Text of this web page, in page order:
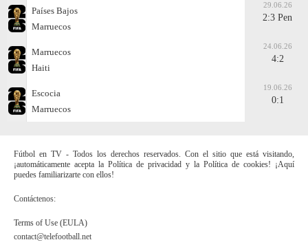
Países Bajos
Marruecos
29.06.26
2:3 Pen
Marruecos
Haiti
24.06.26
4:2
Escocia
Marruecos
19.06.26
0:1
Fútbol en TV - Todos los derechos reservados. Con el sitio que está visitando,
¡automáticamente acepta la Política de privacidad y la Política de cookies! ¡Aquí
puedes familiarizarte con ellos!
Contáctenos:
Terms of Use (EULA)
contact@telefootball.net